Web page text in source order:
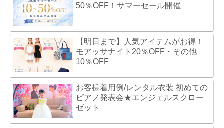
50％OFF！サマーセール開催
【明日まで】人気アイテムがお得！
モアッサナイト20％OFF・その他
10％OFF
お客様着用例/レンタル衣装 初めての
ピアノ発表会★エンジェルスクロー
ゼット